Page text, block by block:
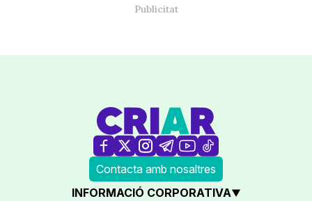
Contacta amb nosaltres
INFORMACIÓ CORPORATIVA